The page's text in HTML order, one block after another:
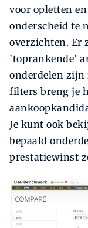
voor opletten
onderscheid te
overzichten. Er
’toprankende’
onderdelen zijn
filters breng je
Je kunt ook
bepaald
prestatiewinst